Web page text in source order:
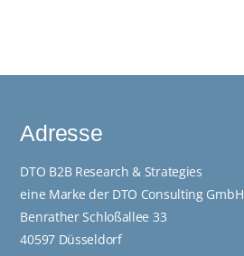
Adresse
DTO B2B Research & Strategies
eine Marke der DTO Consulting GmbH
Benrather Schloßallee 33
40597 Düsseldorf